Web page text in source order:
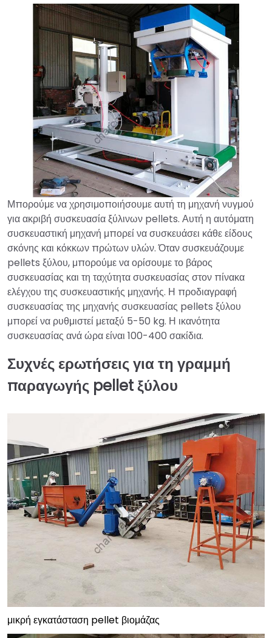
Μπορούμε να χρησιμοποιήσουμε αυτή τη μηχανή νυγμού
για ακριβή συσκευασία ξύλινων pellets. Αυτή η αυτόματη
συσκευαστική μηχανή μπορεί να συσκευάσει κάθε είδους
σκόνης και κόκκων πρώτων υλών. Όταν συσκευάζουμε
pellets ξύλου, μπορούμε να ορίσουμε το βάρος
συσκευασίας και τη ταχύτητα συσκευασίας στον πίνακα
ελέγχου της συσκευαστικής μηχανής. Η προδιαγραφή
συσκευασίας της μηχανής συσκευασίας pellets ξύλου
μπορεί να ρυθμιστεί μεταξύ 5-50 kg. Η ικανότητα
συσκευασίας ανά ώρα είναι 100-400 σακίδια.
Συχνές ερωτήσεις για τη γραμμή
παραγωγής pellet ξύλου
μικρή εγκατάσταση pellet βιομάζας